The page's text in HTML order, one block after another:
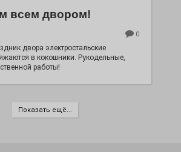
всем двором!
0
двора электростальские
в кокошники. Рукодельные,
работы!
Показать ещё...